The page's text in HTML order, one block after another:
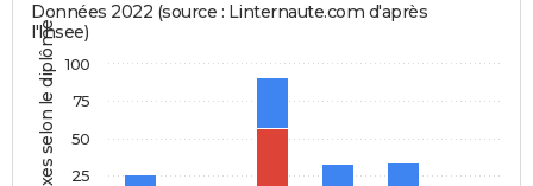
Données 2022 (source : Linternaute.com d'après
l'Insee)
25
50
75
100